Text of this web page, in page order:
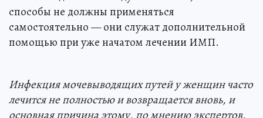
способы не должны применяться
самостоятельно — они служат дополнительной
помощью при уже начатом лечении ИМП.
Инфекция мочевыводящих путей у женщин часто
лечится не полностью и возвращается вновь, и